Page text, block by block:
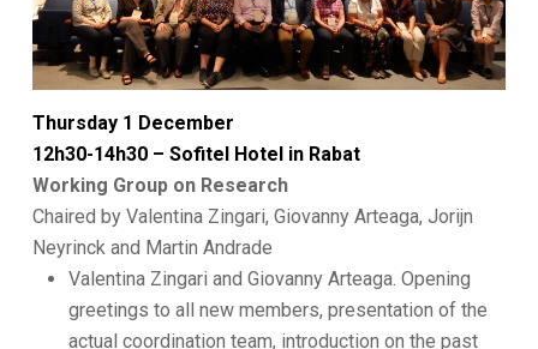
Thursday 1 December
12h30-14h30– Sofitel Hotel in Rabat
Working Group on Research
Chaired by Valentina Zingari, Giovanny Arteaga, Jorijn
Neyrinck and Martin Andrade
Valentina Zingari and Giovanny Arteaga. Opening
greetings to all new members, presentation of the
actual coordination team, introduction on the past